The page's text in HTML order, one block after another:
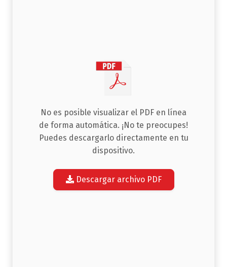
No es posible visualizar el PDF en línea
de forma automática. ¡No te preocupes!
Puedes descargarlo directamente en tu
dispositivo.
Descargar archivo PDF